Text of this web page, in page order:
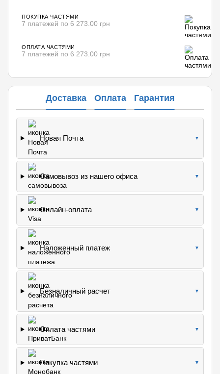
ПОКУПКА ЧАСТЯМИ
7 платежей по 6 273.00 грн
ОПЛАТА ЧАСТЯМИ
7 платежей по 6 273.00 грн
Доставка Оплата Гарантия
Новая Почта ▼
Самовывоз из нашего офиса ▼
Онлайн-оплата ▼
Наложенный платеж ▼
Безналичный расчет ▼
Оплата частями ▼
Покупка частями ▼